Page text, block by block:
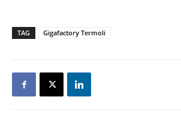
TAG Gigafactory Termoli